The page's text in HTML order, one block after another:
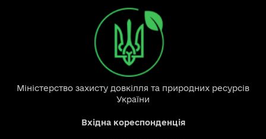
Міністерство захисту довкілля та природних ресурсів
України
Вхідна кореспонденція